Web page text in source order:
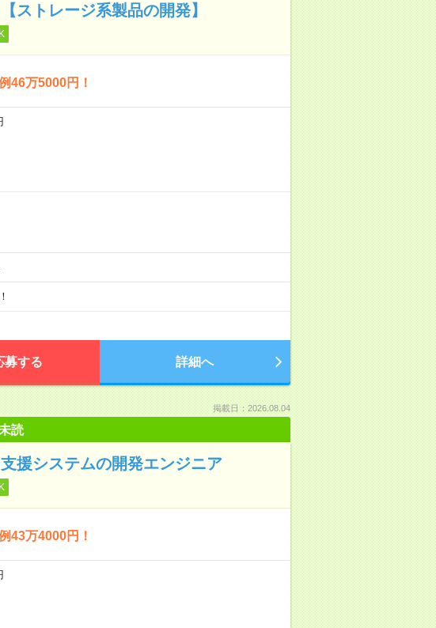
ストレージ系製品の開発】
46万5000円！
募する 詳細へ
掲載日：2026.08.04
読
援システムの開発エンジニア
43万4000円！